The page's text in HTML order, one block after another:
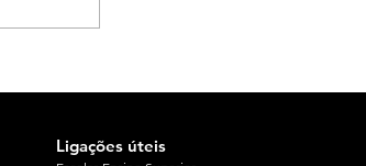
Ligações úteis